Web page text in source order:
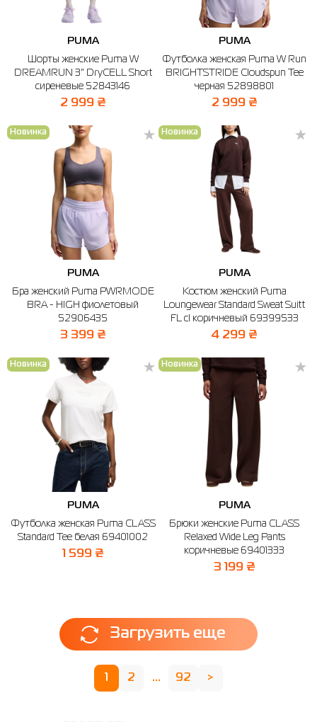
PUMA
Шорты женские Puma W
DREAMRUN 3" DryCELL Short
сиреневые 52843146
2 999 ₴
PUMA
Футболка женская Puma W Run
BRIGHTSTRIDE Cloudspun Tee
черная 52898801
2 999 ₴
Новинка
PUMA
Бра женский Puma PWRMODE
BRA - HIGH фиолетовый
52906435
3 399 ₴
Новинка
PUMA
Костюм женский Puma
Loungewear Standard Sweat Suitt
FL cl коричневый 69399533
4 299 ₴
Новинка
PUMA
Футболка женская Puma CLASS
Standard Tee белая 69401002
1 599 ₴
Новинка
PUMA
Брюки женские Puma CLASS
Relaxed Wide Leg Pants
коричневые 69401333
3 199 ₴
Загрузить еще
2 ... 92 >